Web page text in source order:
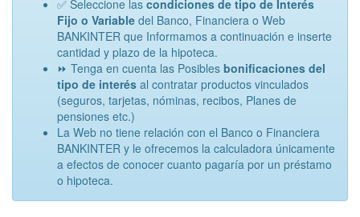
✅ Seleccione las condiciones de tipo de Interés
Fijo o Variable del Banco, Financiera o Web
BANKINTER que Informamos a continuación e inserte
cantidad y plazo de la hipoteca.
⏩ Tenga en cuenta las Posibles bonificaciones del
tipo de interés al contratar productos vinculados
(seguros, tarjetas, nóminas, recibos, Planes de
pensiones etc.)
La Web no tiene relación con el Banco o Financiera
BANKINTER y le ofrecemos la calculadora únicamente
a efectos de conocer cuanto pagaría por un préstamo
o hipoteca.